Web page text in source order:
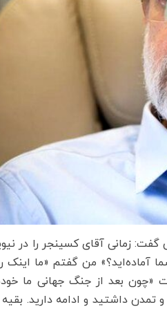
گفت: زمانی آقای کسینجر را در
آماده‌اید؟» من گفتم «ما اینک
«چون بعد از جنگ جهانی ما
داشتید و ادامه دارید.